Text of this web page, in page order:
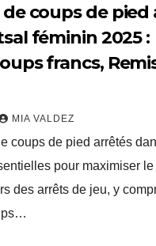
coups de pied
féminin 2025 :
francs,
MIA VALDEZ
coups de pied arrêtés
pour maximiser le
des arrêts de jeu, y